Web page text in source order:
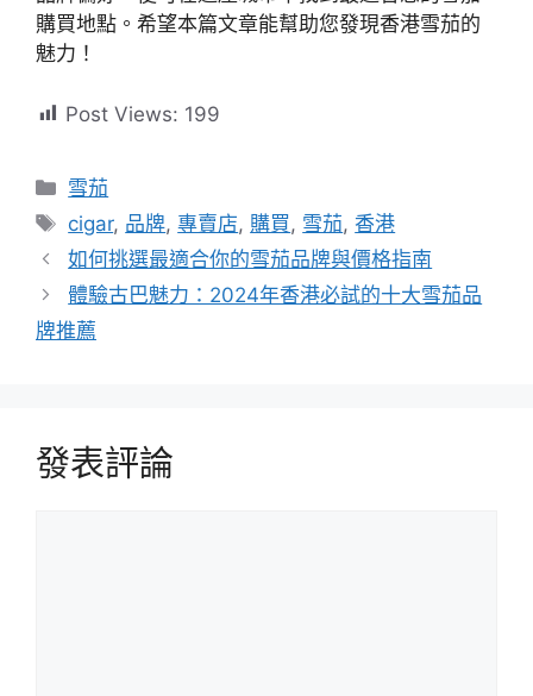
購買地點。希望本篇文章能幫助您發現香港雪茄的
魅力！
Post Views: 199
分
類
雪茄
標
籤
cigar, 品牌,專賣店, 購買, 雪茄, 香港
如何挑選最適合你的雪茄品牌與價格指南
體驗古巴魅力：2024年香港必試的十大雪茄品
牌推薦
發表評論